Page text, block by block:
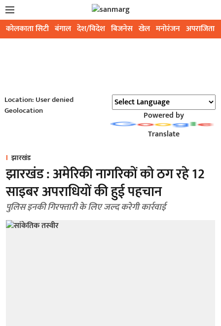
कोलकाता सिटी बंगाल देश/विदेश बिजनेस खेल मनोरंजन अपराजिता
Location: User denied
Geolocation
Powered by
Translate
झारखंड
झारखंड : अमेरिकी नागरिकों को ठग रहे 12
साइबर अपराधियों की हुई पहचान
पुलिस इनकी गिरफ्तारी के लिए जल्द करेगी कार्रवाई